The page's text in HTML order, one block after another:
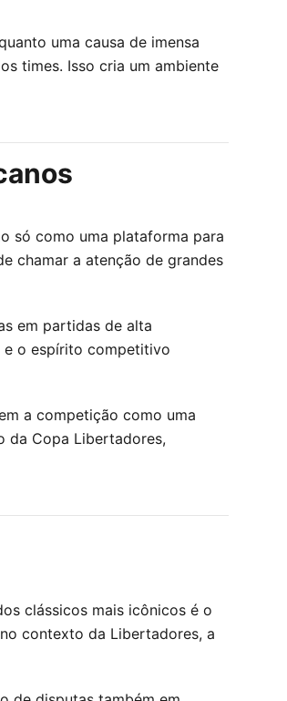
uma causa de imensa
times. Isso cria um ambiente
só como uma plataforma para
chamar a atenção de grandes
em partidas de alta
e o espírito competitivo
a competição como uma
da Copa Libertadores,
clássicos mais icônicos é o
contexto da Libertadores, a